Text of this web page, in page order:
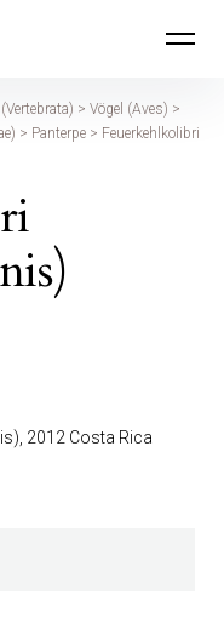
> Vögel (Aves) >
> Panterpe > Feuerkehlkolibri
2012 Costa Rica